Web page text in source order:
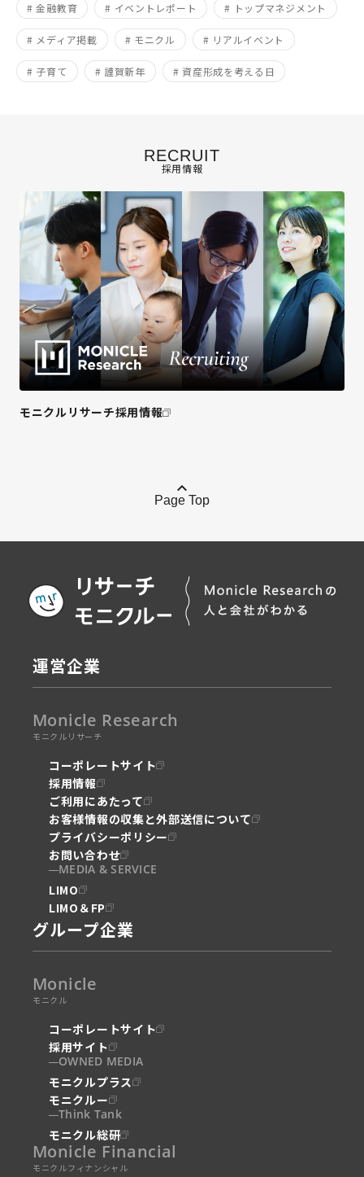
# 金融教育 # イベントレポート # トップマネジメント
# メディア掲載 # モニクル # リアルイベント
# 子育て # 謹賀新年 # 資産形成を考える日
RECRUIT
採用情報
モニクルリサーチ採用情報
Page Top
運営企業
Monicle Research
モニクルリサーチ
コーポレートサイト
採用情報
ご利用にあたって
お客様情報の収集と外部送信について
プライバシーポリシー
お問い合わせ
MEDIA & SERVICE
LIMO
LIMO＆FP
グループ企業
Monicle
モニクル
コーポレートサイト
採用サイト
OWNED MEDIA
モニクルプラス
モニクルー
Think Tank
モニクル総研
Monicle Financial
モニクルフィナンシャル